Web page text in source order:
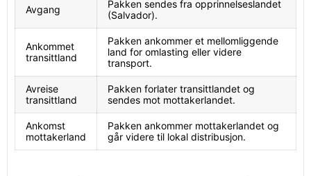
Avgang
Pakken sendes fra opprinnelseslandet
(Salvador).
Ankommet
transittland
Pakken ankommer et mellomliggende
land for omlasting eller videre
transport.
Avreise
transittland
Pakken forlater transittlandet og
sendes mot mottakerlandet.
Ankomst
mottakerland
Pakken ankommer mottakerlandet og
går videre til lokal distribusjon.